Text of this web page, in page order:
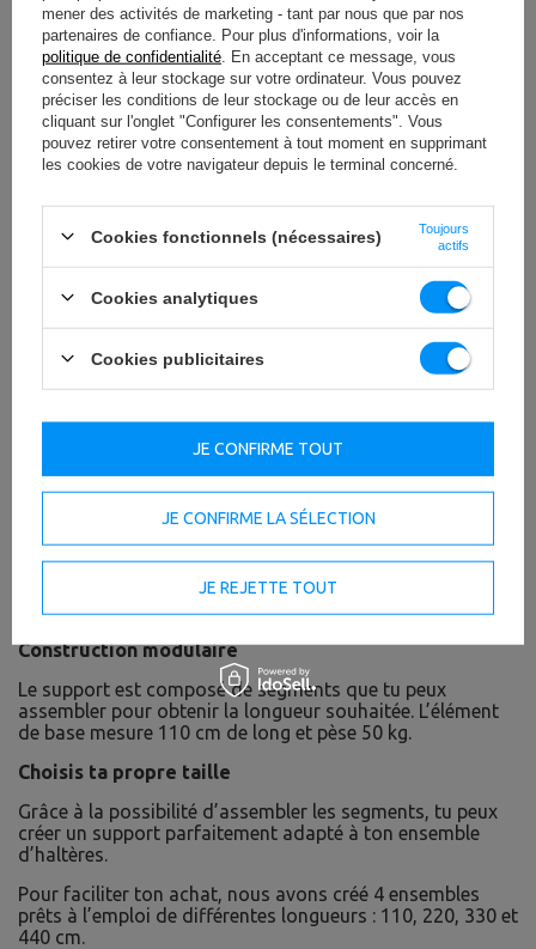
Construction modulaire
Le support est composé de segments que tu peux
assembler pour obtenir la longueur souhaitée. L’élément
de base mesure 110 cm de long et pèse 50 kg.
Choisis ta propre taille
Grâce à la possibilité d’assembler les segments, tu peux
créer un support parfaitement adapté à ton ensemble
d’haltères.
Pour faciliter ton achat, nous avons créé 4 ensembles
prêts à l’emploi de différentes longueurs : 110, 220, 330 et
440 cm.
mener des activités de marketing - tant par nous que par nos
partenaires de confiance. Pour plus d'informations, voir la
politique de confidentialité . En acceptant ce message, vous
consentez à leur stockage sur votre ordinateur. Vous pouvez
préciser les conditions de leur stockage ou de leur accès en
cliquant sur l'onglet "Configurer les consentements". Vous
pouvez retirer votre consentement à tout moment en supprimant
les cookies de votre navigateur depuis le terminal concerné.
Cookies fonctionnels (nécessaires)
Toujours
actifs
Cookies analytiques
Cookies publicitaires
JE CONFIRME LA SÉLECTION
JE REJETTE TOUT
JE CONFIRME TOUT